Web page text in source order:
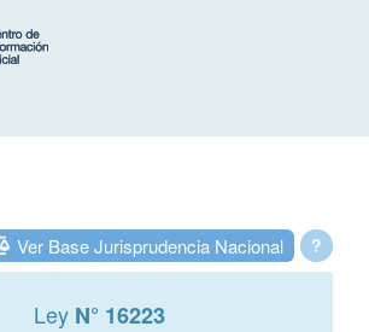
?
Ver Base Jurisprudencia Nacional
Ley N° 16223